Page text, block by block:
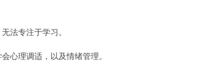
法专注于学习。
心理调适，以及情绪管理。